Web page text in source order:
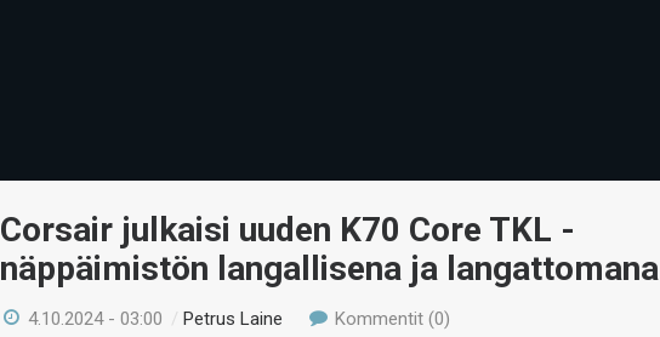
Corsair julkaisi uuden K70 Core TKL -
näppäimistön langallisena ja langattomana
4.10.2024 - 03:00 /Petrus Laine Kommentit (0)